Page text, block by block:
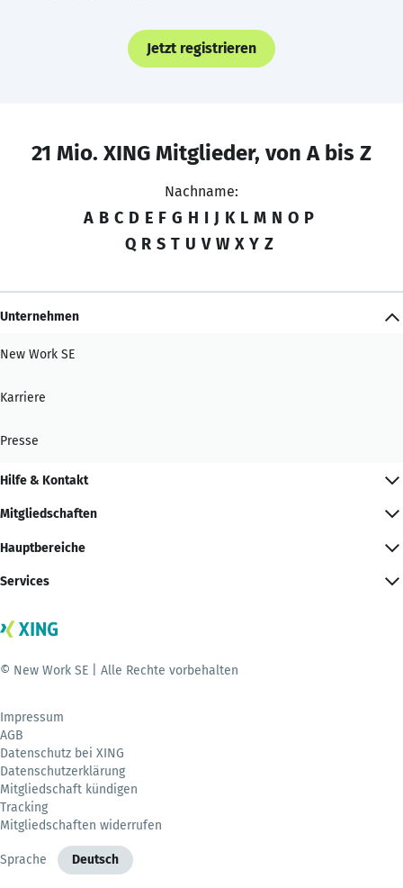
Jetzt registrieren
21 Mio. XING Mitglieder, von A bis Z
Nachname:
A B C D E F G H I J K L M N O P
Q R S T U V W X Y Z
Unternehmen
New Work SE
Karriere
Presse
Hilfe & Kontakt
Mitgliedschaften
Hauptbereiche
Services
© New Work SE | Alle Rechte vorbehalten
Impressum
AGB
Datenschutz bei XING
Datenschutzerklärung
Mitgliedschaft kündigen
Tracking
Mitgliedschaften widerrufen
Sprache Deutsch